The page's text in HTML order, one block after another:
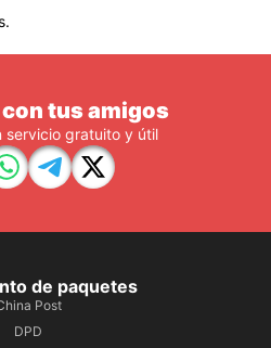
tus amigos
servicio gratuito y útil
de paquetes
Post
DPD